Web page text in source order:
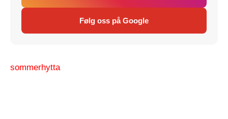
Følg oss på Google
sommerhytta